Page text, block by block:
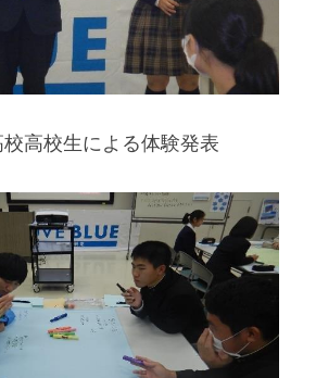
高校生による体験発表